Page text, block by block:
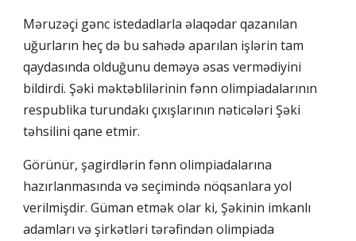
Məruzəçi gənc istedadlarla əlaqədar qazanılan
uğurların heç də bu sahədə aparılan işlərin tam
qaydasında olduğunu deməyə əsas vermədiyini
bildirdi. Şəki məktəblilərinin fənn olimpiadalarının
respublika turundakı çıxışlarının nəticələri Şəki
təhsilini qane etmir.
Görünür, şagirdlərin fənn olimpiadalarına
hazırlanmasında və seçimində nöqsanlara yol
verilmişdir. Güman etmək olar ki, Şəkinin imkanlı
adamları və şirkətləri tərəfindən olimpiada